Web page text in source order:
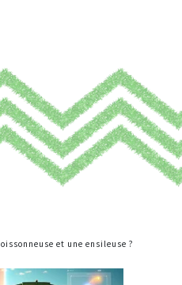
et une ensileuse ?